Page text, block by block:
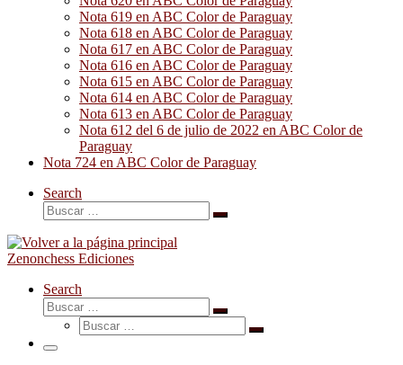
Nota 619 en ABC Color de Paraguay
Nota 618 en ABC Color de Paraguay
Nota 617 en ABC Color de Paraguay
Nota 616 en ABC Color de Paraguay
Nota 615 en ABC Color de Paraguay
Nota 614 en ABC Color de Paraguay
Nota 613 en ABC Color de Paraguay
Nota 612 del 6 de julio de 2022 en ABC Color de
Paraguay
Nota 724 en ABC Color de Paraguay
Search
Buscar
Buscar
Zenonchess Ediciones
Search
Buscar
Buscar
Buscar
Buscar
Menú